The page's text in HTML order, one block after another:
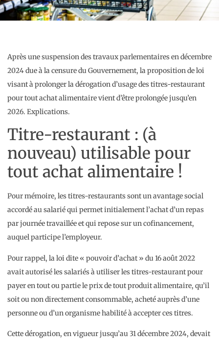
Après une suspension des travaux parlementaires en décembre
2024 due à la censure du Gouvernement, la proposition de loi
visant à prolonger la dérogation d’usage des titres-restaurant
pour tout achat alimentaire vient d’être prolongée jusqu’en
2026. Explications.
Titre-restaurant : (à
nouveau) utilisable pour
tout achat alimentaire !
Pour mémoire, les titres-restaurants sont un avantage social
accordé au salarié qui permet initialement l’achat d’un repas
par journée travaillée et qui repose sur un cofinancement,
auquel participe l’employeur.
Pour rappel, la loi dite « pouvoir d’achat » du 16 août 2022
avait autorisé les salariés à utiliser les titres-restaurant pour
payer en tout ou partie le prix de tout produit alimentaire, qu’il
soit ou non directement consommable, acheté auprès d’une
personne ou d’un organisme habilité à accepter ces titres.
Cette dérogation, en vigueur jusqu’au 31 décembre 2024, devait